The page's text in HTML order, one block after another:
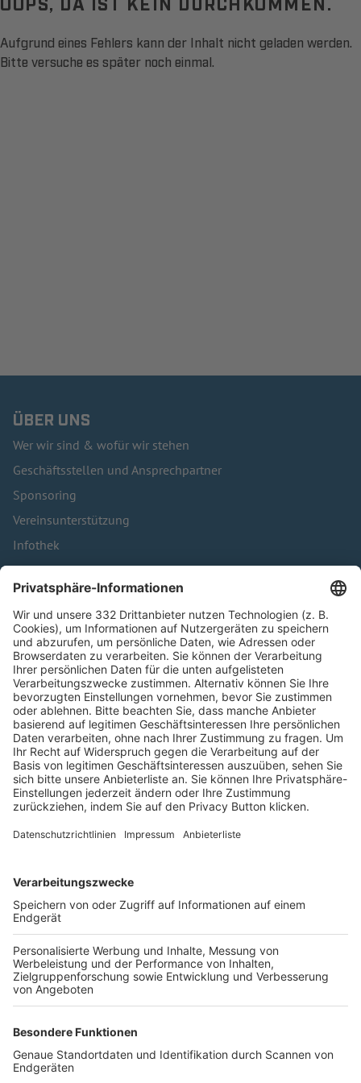
Aufgrund eines Fehlers kann der Inhalt nicht geladen werden.
Bitte versuche es später noch einmal.
ÜBER UNS
Wer wir sind & wofür wir stehen
Geschäftsstellen und Ansprechpartner
Sponsoring
Vereinsunterstützung
Infothek
Kontakt
HÄUFIG BESUCHTE SEITEN
Pässe und Vereinswechsel
Trainerausbildung
Schulungsangebot Vereinsmitarbeiter
BFV-Geschäftsstellen
Trainerbörse
Login SpielPlus
FOLGE DEM BFV
TOP-VEREINE
TOP-PARTNER